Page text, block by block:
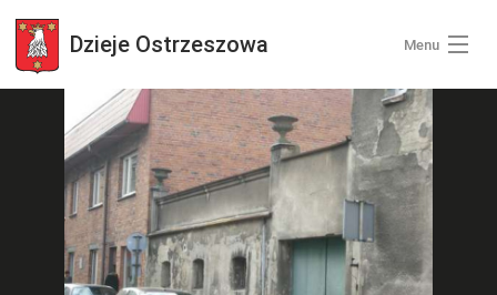
Dzieje Ostrzeszowa Menu
Wszystkie zdjęcia
Kategorie zdjęć
Zaloguj się